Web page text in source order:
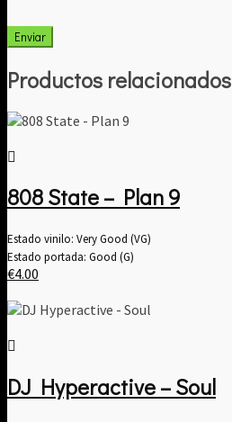
Productos relacionados
808 State – Plan 9
Estado vinilo: Very Good (VG)
Estado portada: Good (G)
€4.00
DJ Hyperactive – Soul